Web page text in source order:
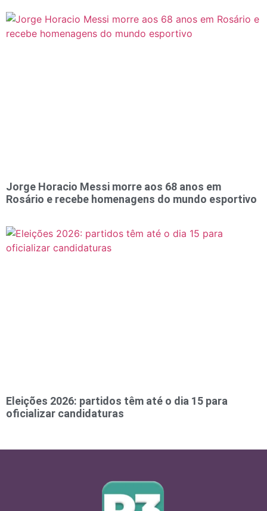
Jorge Horacio Messi morre aos 68 anos em
Rosário e recebe homenagens do mundo esportivo
Eleições 2026: partidos têm até o dia 15 para
oficializar candidaturas